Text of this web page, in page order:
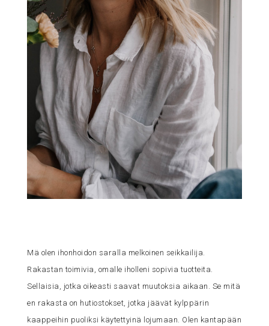
Mä olen ihonhoidon saralla melkoinen seikkailija.
Rakastan toimivia, omalle iholleni sopivia tuotteita.
Sellaisia, jotka oikeasti saavat muutoksia aikaan. Se mitä
en rakasta on hutiostokset, jotka jäävät kylppärin
kaappeihin puoliksi käytettyinä lojumaan. Olen kantapään